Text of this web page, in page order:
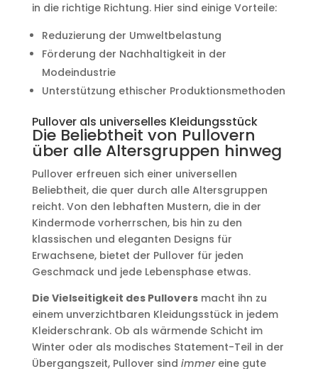
in die richtige Richtung. Hier sind einige Vorteile:
Reduzierung der Umweltbelastung
Förderung der Nachhaltigkeit in der
Modeindustrie
Unterstützung ethischer Produktionsmethoden
Pullover als universelles Kleidungsstück
Die Beliebtheit von Pullovern
über alle Altersgruppen hinweg
Pullover erfreuen sich einer universellen
Beliebtheit, die quer durch alle Altersgruppen
reicht. Von den lebhaften Mustern, die in der
Kindermode vorherrschen, bis hin zu den
klassischen und eleganten Designs für
Erwachsene, bietet der Pullover für jeden
Geschmack und jede Lebensphase etwas.
Die Vielseitigkeit des Pulloversmacht ihn zu
einem unverzichtbaren Kleidungsstück in jedem
Kleiderschrank. Ob als wärmende Schicht im
Winter oder als modisches Statement-Teil in der
Übergangszeit, Pullover sind immereine gute